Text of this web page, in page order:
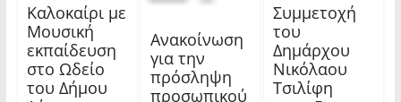
Καλοκαίρι με
Μουσική
εκπαίδευση
στο Ωδείο
του Δήμου
Ανακοίνωση
για την
πρόσληψη
προσωπικού
Συμμετοχή
του
Δημάρχου
Νικόλαου
Τσιλίφη